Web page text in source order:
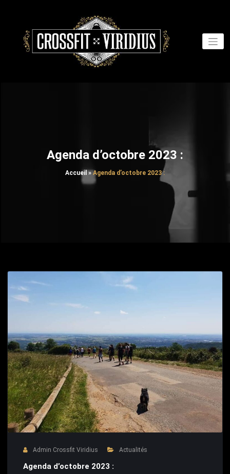
Agenda d’octobre 2023 :
Accueil»Agenda d’octobre 2023 :
Admin Crossfit Viridius Actualités
Agenda d’octobre 2023 :